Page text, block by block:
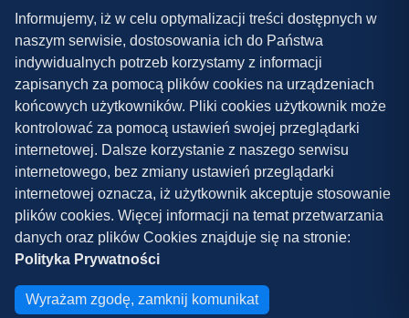
Najlepsze mody do ETS 2 w 2024 roku –
nowa paczka!
Polityka prywatności
Współpraca
Kontakt
Informujemy, iż w celu optymalizacji treści dostępnych w
naszym serwisie, dostosowania ich do Państwa
indywidualnych potrzeb korzystamy z informacji
zapisanych za pomocą plików cookies na urządzeniach
końcowych użytkowników. Pliki cookies użytkownik może
kontrolować za pomocą ustawień swojej przeglądarki
internetowej. Dalsze korzystanie z naszego serwisu
internetowego, bez zmiany ustawień przeglądarki
internetowej oznacza, iż użytkownik akceptuje stosowanie
plików cookies. Więcej informacji na temat przetwarzania
danych oraz plików Cookies znajduje się na stronie:
Polityka Prywatności
Wyrażam zgodę, zamknij komunikat